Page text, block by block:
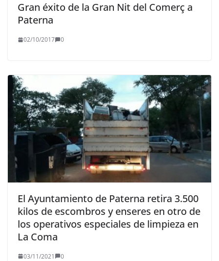
Gran éxito de la Gran Nit del Comerç a
Paterna
02/10/2017 0
El Ayuntamiento de Paterna retira 3.500
kilos de escombros y enseres en otro de
los operativos especiales de limpieza en
La Coma
03/11/2021 0